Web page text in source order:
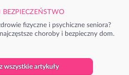
fizyczne i psychiczne seniora?
choroby i bezpieczny dom.
wszystkie artykuły